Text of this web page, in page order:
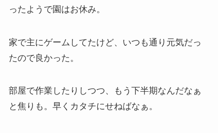
ったようで園はお休み。
家で主にゲームしてたけど、いつも通り元気だっ
たので良かった。
部屋で作業したりしつつ、もう下半期なんだなぁ
と焦りも。早くカタチにせねばなぁ。